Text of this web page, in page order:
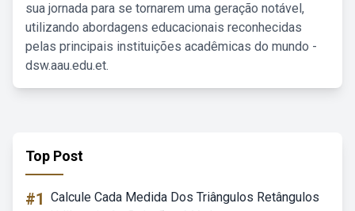
sua jornada para se tornarem uma geração notável,
utilizando abordagens educacionais reconhecidas
pelas principais instituições acadêmicas do mundo -
dsw.aau.edu.et.
Top Post
#1 Calcule Cada Medida Dos Triângulos Retângulos